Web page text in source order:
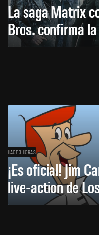
La saga Matrix
Bros. confirma
HACE 3 HORAS
¡Es oficial! Jim
live-action de